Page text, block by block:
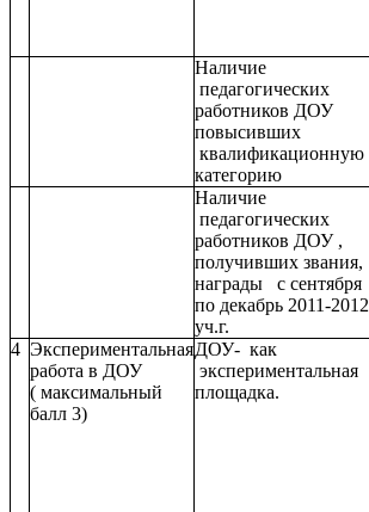
Наличие
педагогических
работников ДОУ
повысивших
квалификационную
категорию
Наличие
педагогических
работников ДОУ ,
получивших звания,
награды с сентября
по декабрь 2011-2012
уч.г.
4 Экспериментальная
работа в ДОУ
( максимальный
балл 3)
ДОУ- как
экспериментальная
площадка.